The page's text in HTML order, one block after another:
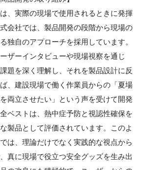
、実際の現場で使用されるときに発揮
会社では、製品開発の段階から現場の
独自のアプローチを採用しています。
ザーインタビューや現場視察を通じ
題を深く理解し、それを製品設計に反
、建設現場で働く作業員からの「夏場
両立させたい」という声を受けて開発
ベストは、熱中症予防と視認性確保を
製品として評価されています。このよ
は、理論だけでなく実践的な視点から
真に現場で役立つ安全グッズを生み出